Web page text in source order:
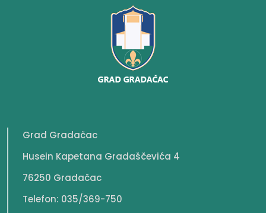
Grad Gradačac
Husein Kapetana Gradaščevića 4
76250 Gradačac
Telefon: 035/369-750